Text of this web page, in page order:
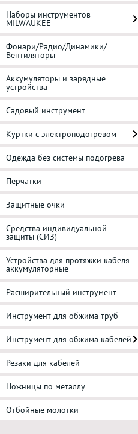
Наборы инструментов
MILWAUKEE
Фонари/Радио/Динамики/
Вентиляторы
Аккумуляторы и зарядные
устройства
Садовый инструмент
Куртки с электроподогревом
Одежда без системы подогрева
Перчатки
Защитные очки
Средства индивидуальной
защиты (СИЗ)
Устройства для протяжки кабеля
аккумуляторные
Расширительный инструмент
Инструмент для обжима труб
Инструмент для обжима кабелей
Резаки для кабелей
Ножницы по металлу
Отбойные молотки